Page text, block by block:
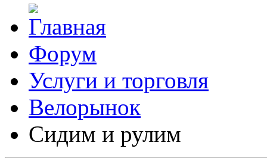
Форум
Услуги и торговля
Велорынок
Сидим и рулим